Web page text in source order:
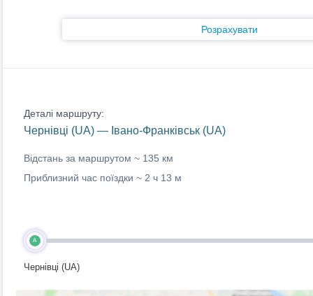
Розрахувати
Деталі маршруту:
Чернівці (UA) — Івано-Франківськ (UA)
Відстань за маршрутом ~ 135 км
Приблизний час поїздки ~ 2 ч 13 м
A
Чернівці (UA)